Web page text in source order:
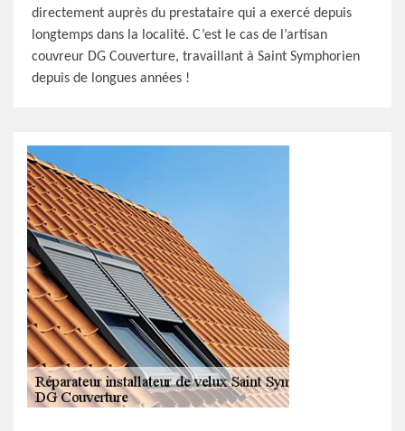
directement auprès du prestataire qui a exercé depuis
longtemps dans la localité. C’est le cas de l’artisan
couvreur DG Couverture, travaillant à Saint Symphorien
depuis de longues années !